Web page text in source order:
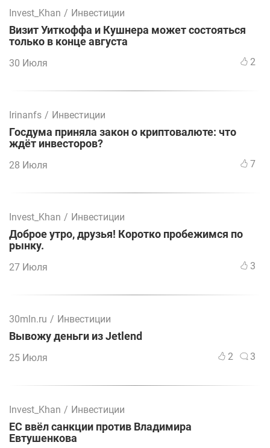
Invest_Khan / Инвестиции
Визит Уиткоффа и Кушнера может состояться
только в конце августа
30 Июля 2
Irinanfs / Инвестиции
Госдума приняла закон о криптовалюте: что
ждёт инвесторов?
28 Июля 7
Invest_Khan / Инвестиции
Доброе утро, друзья! Коротко пробежимся по
рынку.
27 Июля 3
30mln.ru / Инвестиции
Вывожу деньги из Jetlend
25 Июля 2 3
Invest_Khan / Инвестиции
ЕС ввёл санкции против Владимира
Евтушенкова